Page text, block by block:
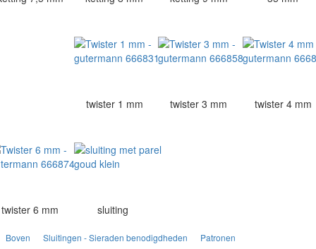
twister 1 mm twister 3 mm twister 4 mm
twister 6 mm sluiting
Boven Sluitingen - Sieraden benodigdheden Patronen